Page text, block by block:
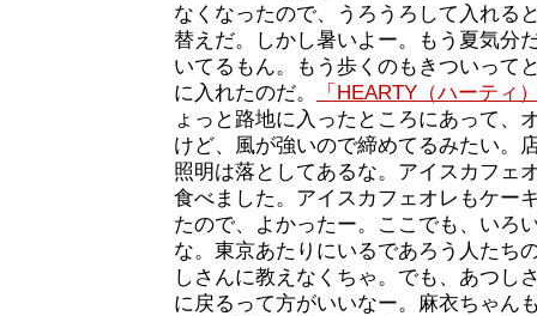
なくなったので、うろうろして入れる
替えだ。しかし暑いよー。もう夏気分
いてるもん。もう歩くのもきついって
に入れたのだ。
「HEARTY（ハーティ
ょっと路地に入ったところにあって、
けど、風が強いので締めてるみたい。
照明は落としてあるな。アイスカフェ
食べました。アイスカフェオレもケー
たので、よかったー。ここでも、いろ
な。東京あたりにいるであろう人たち
しさんに教えなくちゃ。でも、あつし
に戻るって方がいいなー。麻衣ちゃん